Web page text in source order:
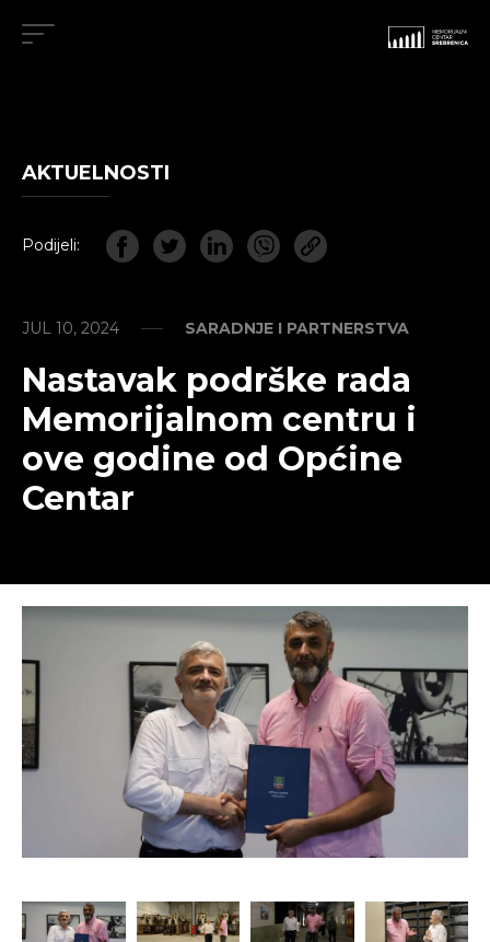
AKTUELNOSTI
Podijeli:
JUL 10, 2024 SARADNJE I PARTNERSTVA
Nastavak podrške rada
Memorijalnom centru i
ove godine od Općine
Centar